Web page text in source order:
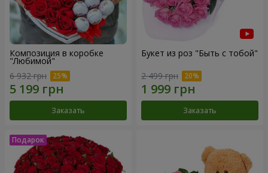
Композиция в коробке
"Любимой"
6 932 грн
Заказать
Букет из роз "Быть с тобой"
2 499 грн
Заказать